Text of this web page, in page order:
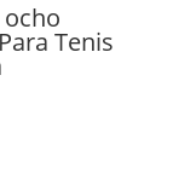
Tenis